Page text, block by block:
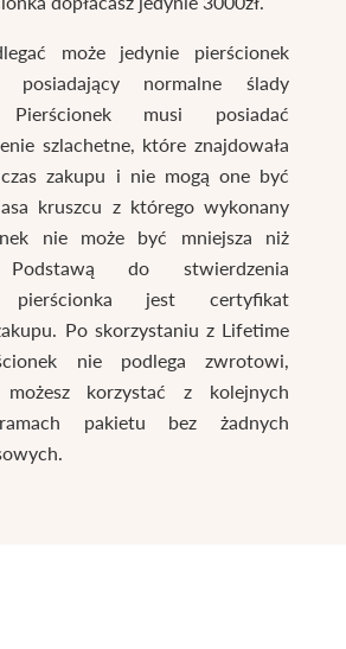
może jedynie pierścionek
posiadający normalne ślady
Pierścionek musi posiadać
szlachetne, które znajdowała
zakupu i nie mogą one być
kruszcu z którego wykonany
nie może być mniejsza niż
Podstawą do stwierdzenia
pierścionka jest certyfikat
Po skorzystaniu z Lifetime
nie podlega zwrotowi,
korzystać z kolejnych
pakietu bez żadnych